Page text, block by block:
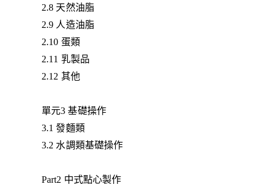
2.8 天然油脂
2.9 人造油脂
2.10 蛋類
2.11 乳製品
2.12 其他
單元3 基礎操作
3.1 發麵類
3.2 水調類基礎操作
Part2 中式點心製作